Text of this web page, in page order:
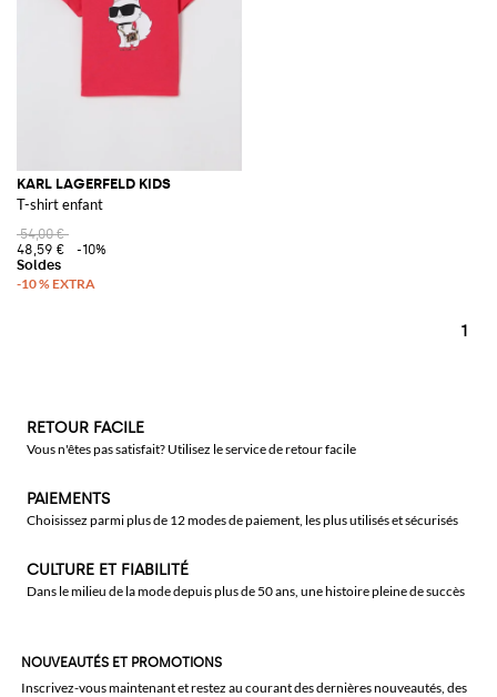
KARL LAGERFELD KIDS
T-shirt enfant
54,00 €
48,59 €
-10%
1
RETOUR FACILE
Vous n'êtes pas satisfait? Utilisez le service de retour facile
PAIEMENTS
Choisissez parmi plus de 12 modes de paiement, les plus utilisés et sécurisés
CULTURE ET FIABILITÉ
Dans le milieu de la mode depuis plus de 50 ans, une histoire pleine de succès
NOUVEAUTÉS ET PROMOTIONS
Inscrivez-vous maintenant et restez au courant des dernières nouveautés, des